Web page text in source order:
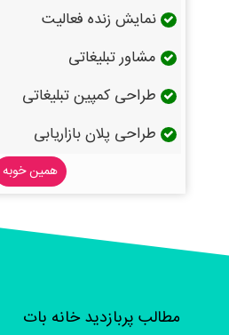
نمایش زنده فعالیت
مشاور تبلیغاتی
طراحی کمپین تبلیغاتی
طراحی پلان بازاریابی
همین خوبه
مطالب پربازدید خانه بات